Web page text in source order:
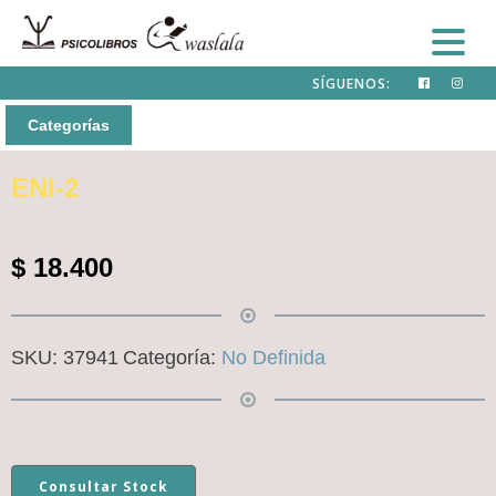
SÍGUENOS:
Categorías
ENI-2
$ 18.400
SKU: 37941 Categoría: No Definida
Consultar Stock